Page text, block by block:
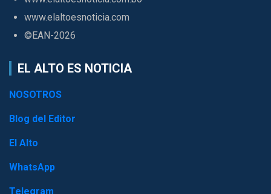
www.elaltoesnoticia.com
©EAN-2026
EL ALTO ES NOTICIA
NOSOTROS
Blog del Editor
El Alto
WhatsApp
Telegram